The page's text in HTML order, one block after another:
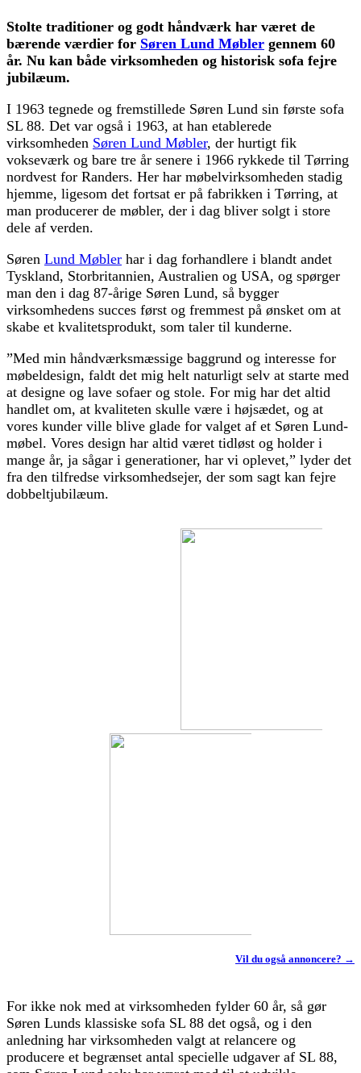
Stolte traditioner og godt håndværk har været de
bærende værdier for Søren Lund Møbler gennem 60
år. Nu kan både virksomheden og historisk sofa fejre
jubilæum.
I 1963 tegnede og fremstillede Søren Lund sin første sofa
SL 88. Det var også i 1963, at han etablerede
virksomheden Søren Lund Møbler, der hurtigt fik
vokseværk og bare tre år senere i 1966 rykkede til Tørring
nordvest for Randers. Her har møbelvirksomheden stadig
hjemme, ligesom det fortsat er på fabrikken i Tørring, at
man producerer de møbler, der i dag bliver solgt i store
dele af verden.
Søren Lund Møbler har i dag forhandlere i blandt andet
Tyskland, Storbritannien, Australien og USA, og spørger
man den i dag 87-årige Søren Lund, så bygger
virksomhedens succes først og fremmest på ønsket om at
skabe et kvalitetsprodukt, som taler til kunderne.
”Med min håndværksmæssige baggrund og interesse for
møbeldesign, faldt det mig helt naturligt selv at starte med
at designe og lave sofaer og stole. For mig har det altid
handlet om, at kvaliteten skulle være i højsædet, og at
vores kunder ville blive glade for valget af et Søren Lund-
møbel. Vores design har altid været tidløst og holder i
mange år, ja sågar i generationer, har vi oplevet,” lyder det
fra den tilfredse virksomhedsejer, der som sagt kan fejre
dobbeltjubilæum.
Vil du også annoncere? →
For ikke nok med at virksomheden fylder 60 år, så gør
Søren Lunds klassiske sofa SL 88 det også, og i den
anledning har virksomheden valgt at relancere og
producere et begrænset antal specielle udgaver af SL 88,